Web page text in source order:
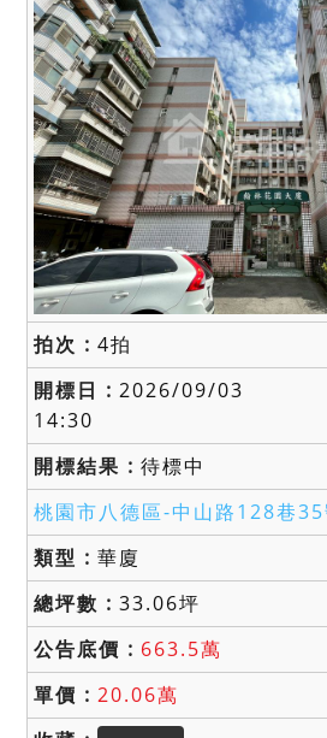
4拍
2026/09/03
14:30
待標中
桃園市八德區-中山路128巷
華廈
33.06坪
663.5萬
20.06萬